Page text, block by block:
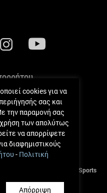
Andreas Zachariou Holistic Sports
Απόρριψη
cookies για να
σας και
την παραμονή σας
των απολύτως
να απορρίψετε
διαφημιστικούς
- Πολιτική